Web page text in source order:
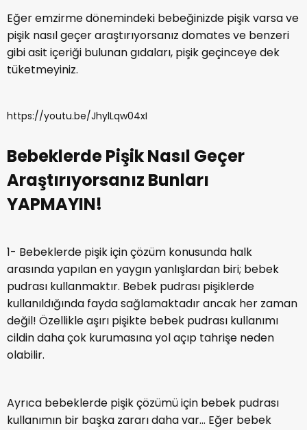
Araştırıyorsanız Bunları
YAPMAYIN!
pudrası kullanmaktır. Bebek pudrası pişiklerde
değil! Özellikle aşırı pişikte bebek pudrası kullanımı
cildin daha çok kurumasına yol açıp tahrişe neden
olabilir.
kullanımın bir başka zararı daha var... Eğer bebek
pudrası yanlışlıkla da olsa bebeklerin solunum yoluna
girerse, akciğerde de tahrişe sebebiyet verebilir. Bu
sebeple pişiğe ne iyi gelir sorusunun cevaplarından biri
olsa da bebeklerde pişik için bebek pudrası
kullanılmamalıdır.
kullanılan ürünlerden biri de nişasta. Ancak bu da
yetişkinlerde olduğu gibi bebeklerde de zarara neden